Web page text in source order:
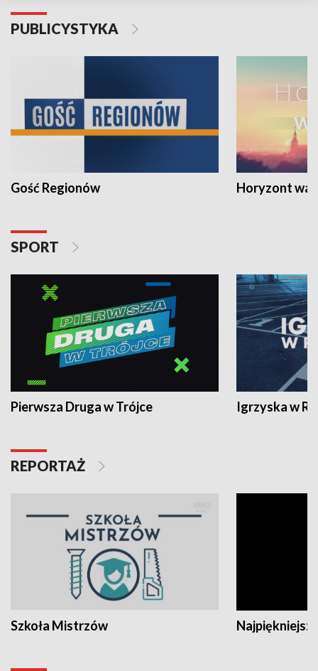
PUBLICYSTYKA
Gość Regionów Horyzont
SPORT
Pierwsza Druga w Trójce Igrzyska w
REPORTAŻ
Szkoła Mistrzów